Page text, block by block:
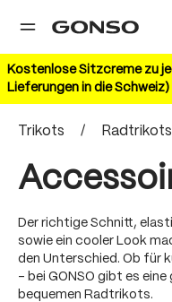
springen
Kostenlose Sitzcreme zu
Lieferungen in die Schweiz)
Trikots /
Der richtige Schnitt,
sowie ein cooler Look
den Unterschied. Ob für
– bei GONSO gibt es
bequemen Radtrikots.